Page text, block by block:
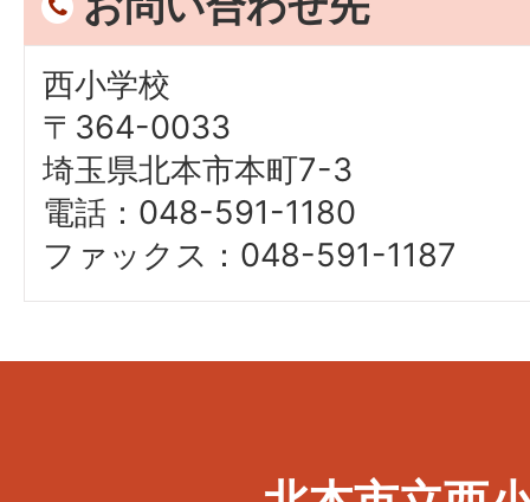
西小学校
〒364-0033
埼玉県北本市本町7-3
電話：048-591-1180
ファックス：048-591-1187